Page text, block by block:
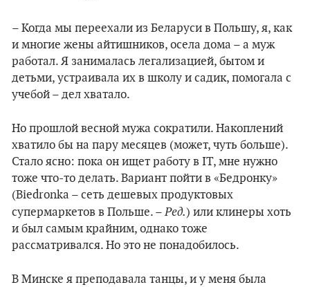
– Когда мы переехали из Беларуси в Польшу, я, как
и многие жены айтишников, осела дома – а муж
работал. Я занималась легализацией, бытом и
детьми, устраивала их в школу и садик, помогала с
учебой – дел хватало.
Но прошлой весной мужа сократили. Накоплений
хватило бы на пару месяцев (может, чуть больше).
Стало ясно: пока он ищет работу в IT, мне нужно
тоже что-то делать. Вариант пойти в «Бедронку»
(Biedronka – сеть дешевых продуктовых
супермаркетов в Польше. –Ред.) или клинеры хоть
и был самым крайним, однако тоже
рассматривался. Но это не понадобилось.
В Минске я преподавала танцы, и у меня была